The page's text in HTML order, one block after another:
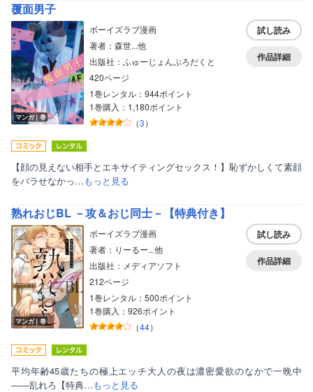
覆面男子
マンガ｜巻
ボーイズラブ漫画
著者：森世...他
出版社：ふゅーじょんぷろだくと
420ページ
1巻レンタル：944ポイント
1巻購入：1,180ポイント
（3）
試し読み
作品詳細
【顔の見えない相手とエキサイティングセックス！】恥ずかしくて素顔
をバラせなかっ…もっと見る
熟れおじBL －攻＆おじ同士－【特典付き】
マンガ｜巻
ボーイズラブ漫画
著者：りーるー...他
出版社：メディアソフト
212ページ
1巻レンタル：500ポイント
1巻購入：926ポイント
（44）
試し読み
作品詳細
平均年齢45歳たちの極上エッチ大人の夜は濃密愛欲のなかで一晩中
――乱れろ【特典…もっと見る